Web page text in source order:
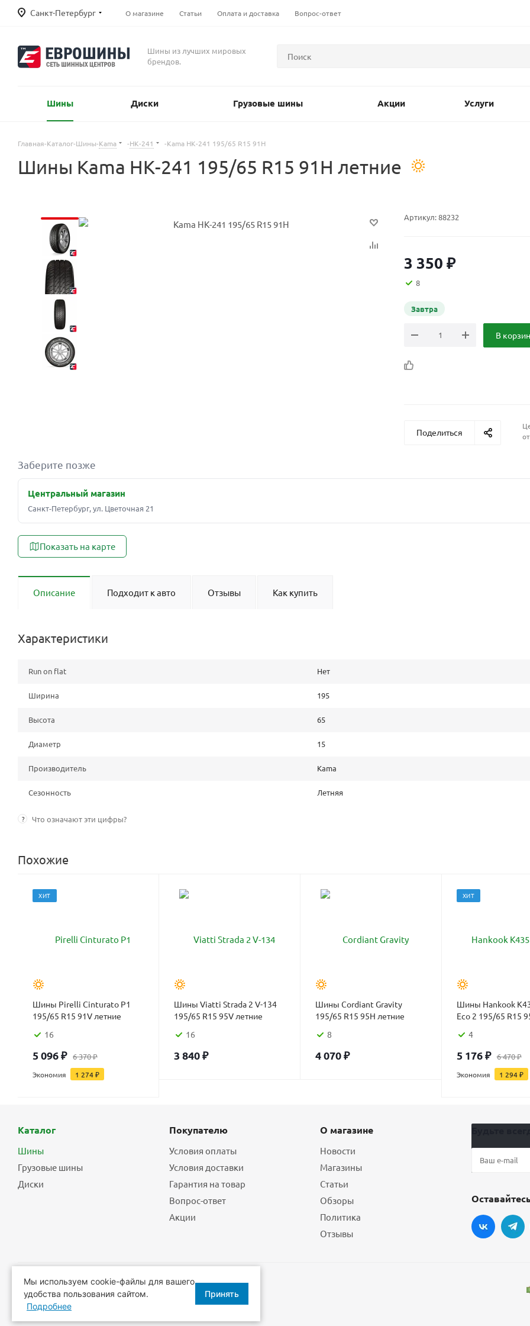
Санкт-Петербург О магазине Статьи Оплата и доставка Вопрос-ответ
Шины из лучших мировых
брендов.
Шины Диски Грузовые шины Акции Услуги
Главная-Каталог-Шины-Kama -НК-241 -Kama НК-241 195/65 R15 91H
Шины Kama НК-241 195/65 R15 91H летние
Артикул:88232
3 350 ₽
8
Завтра
В
Поделиться
Заберите позже
Центральный магазин
Санкт-Петербург, ул. Цветочная 21
Показать на карте
Описание Подходит к авто Отзывы Как купить
Характеристики
Run on flat Нет
Ширина 195
Высота 65
Диаметр 15
Производитель Kama
Сезонность Летняя
? Что означают эти цифры?
Похожие
ХИТ
Шины Pirelli Cinturato P1
195/65 R15 91V летние
16
5 096₽ 6 370₽
Экономия 1 274₽
Шины Viatti Strada 2 V-134
195/65 R15 95V летние
16
3 840₽
Шины Cordiant Gravity
195/65 R15 95H летние
8
4 070₽
ХИТ
Шины Hankook
Eco 2 195/65 R15
4
5 176₽ 6 470₽
Экономия 1 294₽
Каталог
Шины
Грузовые шины
Диски
Покупателю
Условия оплаты
Условия доставки
Гарантия на товар
Вопрос-ответ
Акции
О магазине
Новости
Магазины
Статьи
Обзоры
Политика
Отзывы
2026 © Еврошины - шины, диски, шиномонтаж.
Мы используем cookie-файлы для вашего
удобства пользования сайтом.
Подробнее
Принять